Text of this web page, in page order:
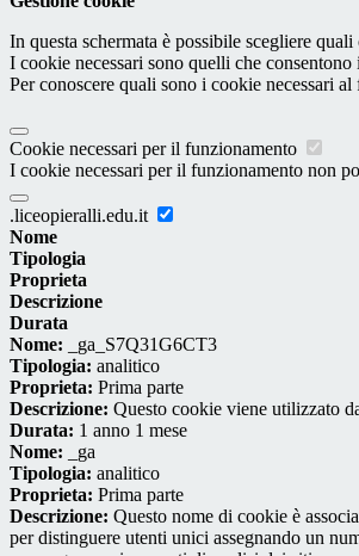
In questa schermata è possibile scegliere
I cookie necessari sono quelli che
Per conoscere quali sono i cookie necessari
Cookie necessari per il funzionamento
I cookie necessari per il funzionamento non
.liceopieralli.edu.it
Nome
Tipologia
Proprieta
Descrizione
Durata
Nome: _ga_S7Q31G6CT3
Tipologia: analitico
Proprieta: Prima parte
Descrizione: Questo cookie viene utilizzato
Durata: 1 anno 1 mese
Nome: _ga
Tipologia: analitico
Proprieta: Prima parte
Descrizione: Questo nome di cookie è
per distinguere utenti unici assegnando un